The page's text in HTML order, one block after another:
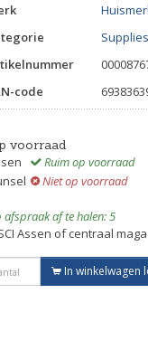
Supplies
code
voorraad
Ruim op voorraad
Niet op voorraad
afspraak af te halen: 5
Assen of centraal
In winkelwagen